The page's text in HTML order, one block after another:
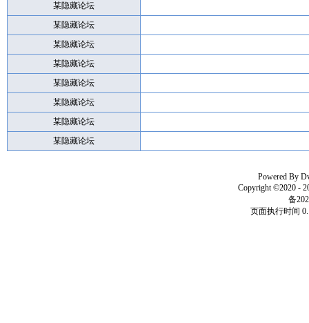
某隐藏论坛
某隐藏论坛
某隐藏论坛
某隐藏论坛
某隐藏论坛
某隐藏论坛
某隐藏论坛
某隐藏论坛
Powered By
Copyright ©2020 -
备
页面执行时间